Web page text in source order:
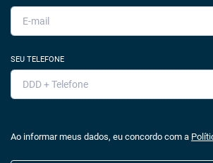
SEU TELEFONE
Ao informar meus dados, eu concordo com a